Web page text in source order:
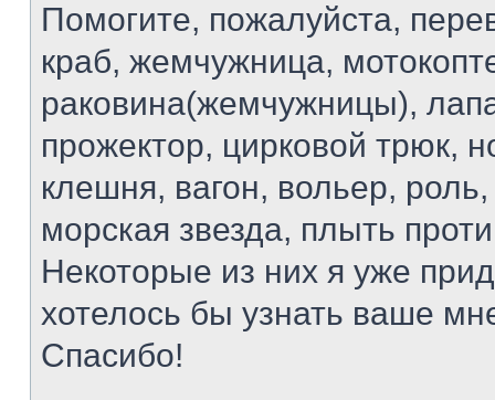
Помогите, пожалуйста,
краб, жемчужница,
раковина(жемчужницы),
прожектор, цирковой трюк,
клешня, вагон, вольер,
морская звезда, плыть
Некоторые из них я уже
хотелось бы узнать ваше
Спасибо!